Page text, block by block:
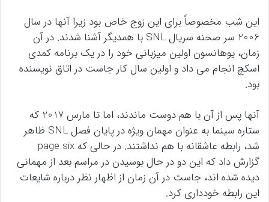
این شب مخصوصاً برای این زوج خاص بود زیرا آنها در سال
2006 سر صحنه سریال SNL با همدیگر آشنا شدند. در آن
زمان، یوهانسون اولین میزبانی خود را در یک برنامه کمدی
اسکچ انجام می داد و اولین سال کار جاست در اتاق نویسنده
بود.
آنها پس از آن با هم دوست ماندند، اما تا مارس 2017 که
ستاره سینما به عنوان مهمان ویژه در پایان فصل SNL ظاهر
شد، رابطه عاشقانه با هم نداشتند. در حالی که page six
گزارش داد که این دو در حال بوسیدن در مراسم بعد از مهمانی
دیده شده اند، جاست در آن زمان از اظهار نظر درباره شایعات
این رابطه خودداری کرد.